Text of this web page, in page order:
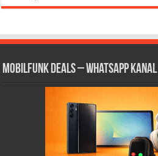
Mobilfunk Deals – WhatsApp Kanal